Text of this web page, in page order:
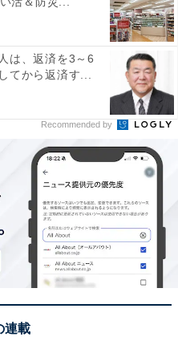
は、返済を3～6
てから返済す...
Recommended by
連載